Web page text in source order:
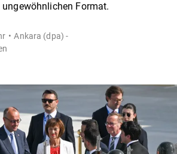
ungewöhnlichen Format.
Ankara (dpa) -